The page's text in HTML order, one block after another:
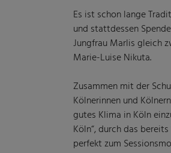
Es ist schon lange
und stattdessen
Jungfrau Marlis gleich
Marie-Luise Nikuta.
Zusammen mit der
Kölnerinnen und
gutes Klima in Köln
Köln“, durch das
perfekt zum